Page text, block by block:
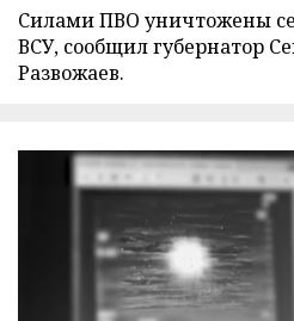
Силами ПВО уничтожены
ВСУ, сообщил губернатор
Развожаев.